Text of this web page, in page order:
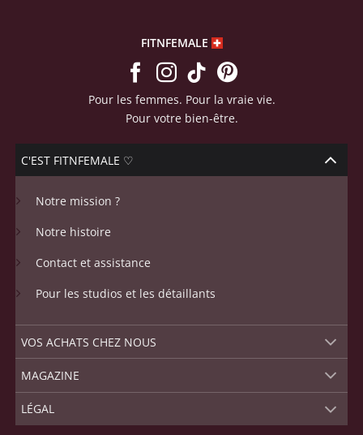
FITNFEMALE
Pour les femmes. Pour la vraie vie.
Pour votre bien-être.
C'EST FITNFEMALE ♡
Notre mission ?
Notre histoire
Contact et assistance
Pour les studios et les détaillants
VOS ACHATS CHEZ NOUS
MAGAZINE
LÉGAL